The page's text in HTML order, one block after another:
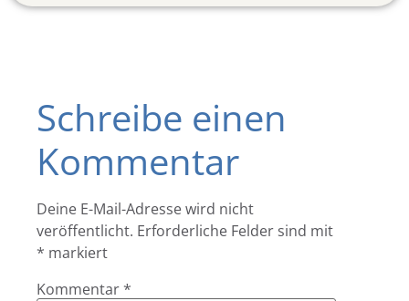
Schreibe einen
Kommentar
Deine E-Mail-Adresse wird nicht
veröffentlicht. Erforderliche Felder sind mit
* markiert
Kommentar *